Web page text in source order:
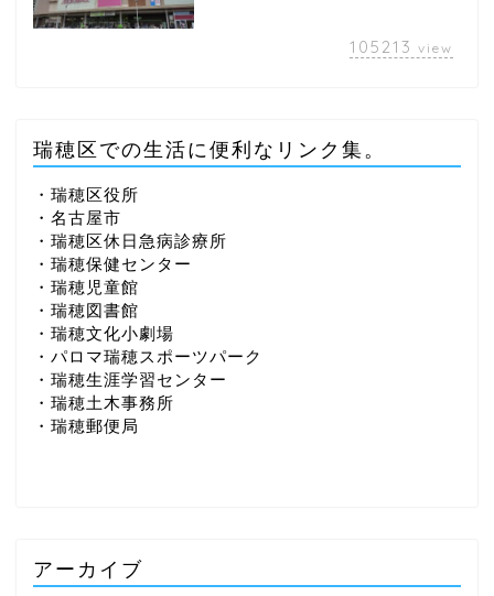
105213 view
瑞穂区での生活に便利なリンク集。
・瑞穂区役所
・名古屋市
・瑞穂区休日急病診療所
・瑞穂保健センター
・瑞穂児童館
・瑞穂図書館
・瑞穂文化小劇場
・パロマ瑞穂スポーツパーク
・瑞穂生涯学習センター
・瑞穂土木事務所
・瑞穂郵便局
アーカイブ